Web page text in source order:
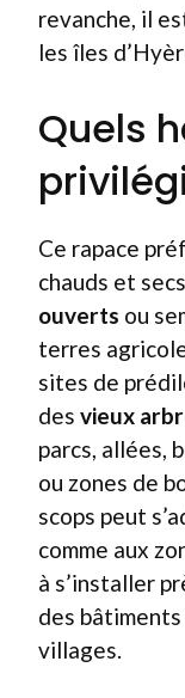
revanche, il
les îles
Quels
Ce rapace
chauds et
ouverts ou
terres
sites de
des vieux
parcs, allées,
ou zones de
scops peut
comme aux
à s’installer
des
villages.